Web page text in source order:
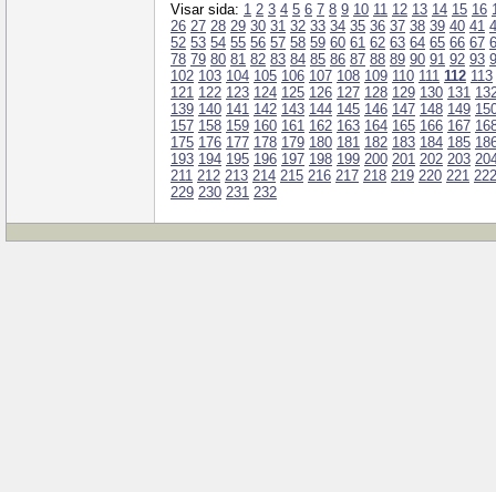
Visar sida: 1 2 3 4 5 6 7 8 9 10 11 12 13 14 15 16
26 27 28 29 30 31 32 33 34 35 36 37 38 39 40 41
52 53 54 55 56 57 58 59 60 61 62 63 64 65 66 67
78 79 80 81 82 83 84 85 86 87 88 89 90 91 92 93
102 103 104 105 106 107 108 109 110 111 112 113
121 122 123 124 125 126 127 128 129 130 131
139 140 141 142 143 144 145 146 147 148 149
157 158 159 160 161 162 163 164 165 166 167
175 176 177 178 179 180 181 182 183 184 185
193 194 195 196 197 198 199 200 201 202 203
211 212 213 214 215 216 217 218 219 220 221 222
229 230 231 232